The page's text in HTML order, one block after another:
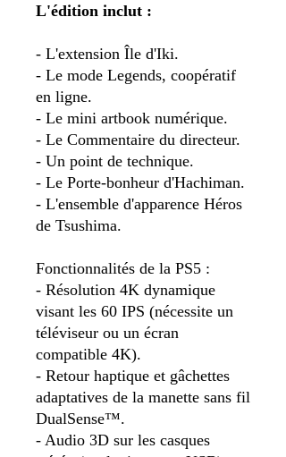
L'édition inclut :
- L'extension Île d'Iki.
- Le mode Legends, coopératif
en ligne.
- Le mini artbook numérique.
- Le Commentaire du directeur.
- Un point de technique.
- Le Porte-bonheur d'Hachiman.
- L'ensemble d'apparence Héros
de Tsushima.
Fonctionnalités de la PS5 :
- Résolution 4K dynamique
visant les 60 IPS (nécessite un
téléviseur ou un écran
compatible 4K).
- Retour haptique et gâchettes
adaptatives de la manette sans fil
DualSense™.
- Audio 3D sur les casques